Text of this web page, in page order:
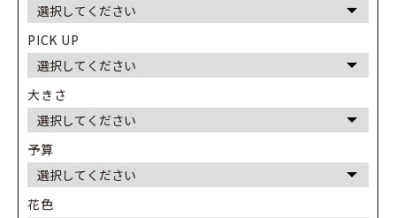
PICK UP
大きさ
予算
花色